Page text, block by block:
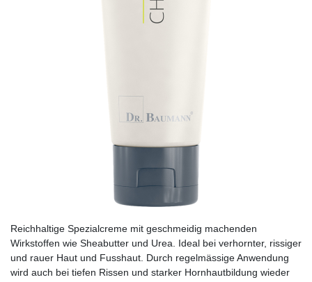
Reichhaltige Spezialcreme mit geschmeidig machenden
Wirkstoffen wie Sheabutter und Urea. Ideal bei verhornter, rissiger
und rauer Haut und Fusshaut. Durch regelmässige Anwendung
wird auch bei tiefen Rissen und starker Hornhautbildung wieder